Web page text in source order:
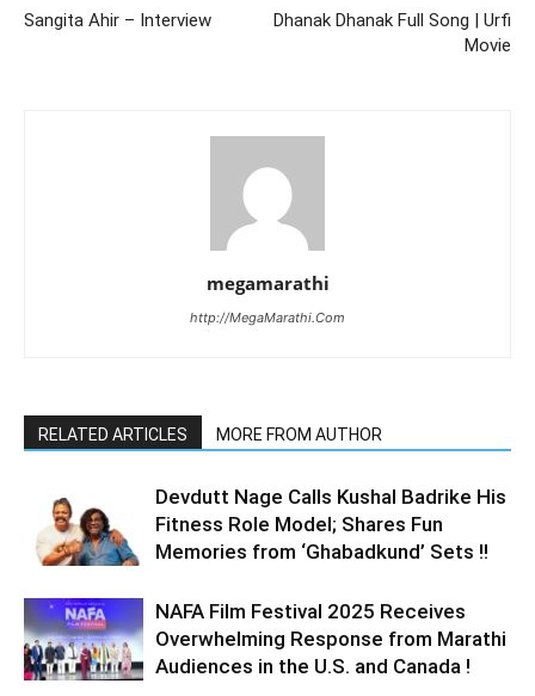
Sangita Ahir – Interview
Dhanak Dhanak Full Song | Urfi
Movie
megamarathi
http://MegaMarathi.Com
RELATED ARTICLES MORE FROM AUTHOR
Devdutt Nage Calls Kushal Badrike His
Fitness Role Model; Shares Fun
Memories from ‘Ghabadkund’ Sets !!
NAFA Film Festival 2025 Receives
Overwhelming Response from Marathi
Audiences in the U.S. and Canada !